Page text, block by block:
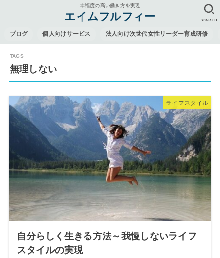
幸福度の高い働き方を実現
エイムフルフィー
ブログ 個人向けサービス 法人向け次世代女性リーダー育成研修
SEARCH
無理しない
ライフスタイル
自分らしく生きる方法～我慢しないライフ
スタイルの実現